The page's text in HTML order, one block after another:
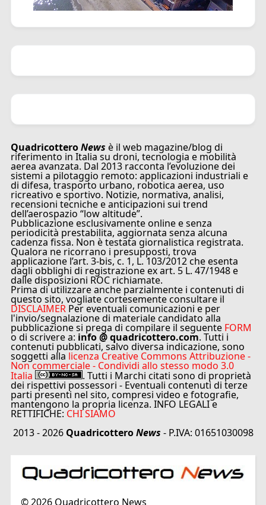
QuadricotteroNews è il web magazine/blog di
riferimento in Italia su droni, tecnologia e mobilità
aerea avanzata. Dal 2013 racconta l’evoluzione dei
sistemi a pilotaggio remoto: applicazioni industriali e
di difesa, trasporto urbano, robotica aerea, uso
ricreativo e sportivo. Notizie, normativa, analisi,
recensioni tecniche e anticipazioni sui trend
dell’aerospazio “low altitude”.
Pubblicazione esclusivamente online e senza
periodicità prestabilita, aggiornata senza alcuna
cadenza fissa. Non è testata giornalistica registrata.
Qualora ne ricorrano i presupposti, trova
applicazione l’art. 3-bis, c. 1, L. 103/2012 che esenta
dagli obblighi di registrazione ex art. 5 L. 47/1948 e
dalle disposizioni ROC richiamate.
Prima di utilizzare anche parzialmente i contenuti di
questo sito, vogliate cortesemente consultare il
DISCLAIMER Per eventuali comunicazioni e per
l'invio/segnalazione di materiale candidato alla
pubblicazione si prega di compilare il seguente FORM
o di scrivere a: info @ quadricottero.com. Tutti i
contenuti pubblicati, salvo diversa indicazione, sono
soggetti alla licenza Creative Commons Attribuzione -
Non commerciale - Condividi allo stesso modo 3.0
Italia . Tutti i Marchi citati sono di proprietà
dei rispettivi possessori - Eventuali contenuti di terze
parti presenti nel sito, compresi video e fotografie,
mantengono la propria licenza. INFO LEGALI e
RETTIFICHE: CHI SIAMO
2013 - 2026 QuadricotteroNews - P.IVA: 01651030098
© 2026Quadricottero News